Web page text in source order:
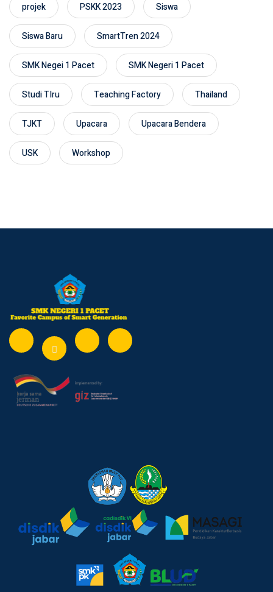
projek PSKK 2023 Siswa
Siswa Baru SmartTren 2024
SMK Negei 1 Pacet SMK Negeri 1 Pacet
Studi TIru Teaching Factory Thailand
TJKT Upacara Upacara Bendera
USK Workshop